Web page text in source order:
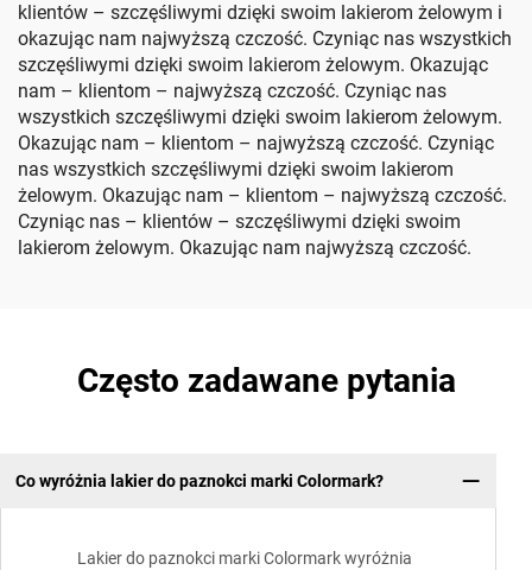
klientów – szczęśliwymi dzięki swoim lakierom żelowym i
okazując nam najwyższą czczość. Czyniąc nas wszystkich
szczęśliwymi dzięki swoim lakierom żelowym. Okazując
nam – klientom – najwyższą czczość. Czyniąc nas
wszystkich szczęśliwymi dzięki swoim lakierom żelowym.
Okazując nam – klientom – najwyższą czczość. Czyniąc
nas wszystkich szczęśliwymi dzięki swoim lakierom
żelowym. Okazując nam – klientom – najwyższą czczość.
Czyniąc nas – klientów – szczęśliwymi dzięki swoim
lakierom żelowym. Okazując nam najwyższą czczość.
Często zadawane pytania
Co wyróżnia lakier do paznokci marki Colormark?
Lakier do paznokci marki Colormark wyróżnia